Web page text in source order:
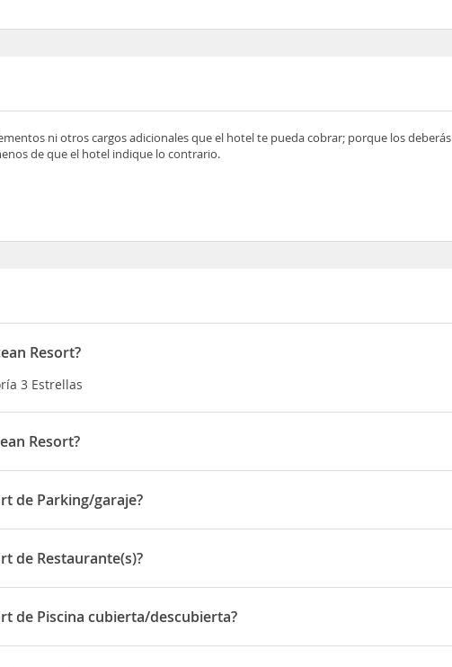
ni otros cargos adicionales que el hotel te pueda cobrar; porque los deberás
de que el hotel indique lo contrario.
Resort?
3 Estrellas
Resort?
ROAD, KARON BEACH , MUANG 562
de Parking/garaje?
garaje
de Restaurante(s)?
de Piscina cubierta/descubierta?
cubierta/descubierta